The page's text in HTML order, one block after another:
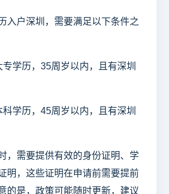
入户深圳，需要满足以下条件之
学历，35周岁以内，且有深圳
学历，45周岁以内，且有深圳
，需要提供有效的身份证明、学
明，这些证明在申请前需要提前
的是，政策可能随时更新，建议